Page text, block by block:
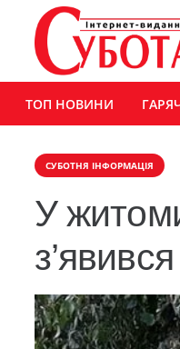
ТОП НОВИНИ
СУБОТНЯ ІНФОРМАЦІЯ
У